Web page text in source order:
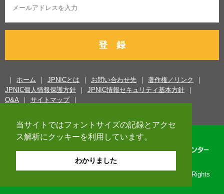
当サイトではフォントサイズの記録とアクセ
ス解析にクッキーを利用しています。
わかりました
登 録
ホーム JPNICとは お問い合わせ先
著作権／リンク
JPNIC個人情報保護方針
JPNIC情報セキュリティ基本方針
Q&A
サイトマップ
Copyright© 1996-2026 Japan Network Information Center. All Rights